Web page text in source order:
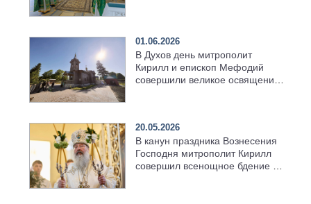
01.06.2026
В Духов день митрополит
Кирилл и епископ Мефодий
совершили великое освящение
20.05.2026
В канун праздника Вознесения
Господня митрополит Кирилл
совершил всенощное бдение в